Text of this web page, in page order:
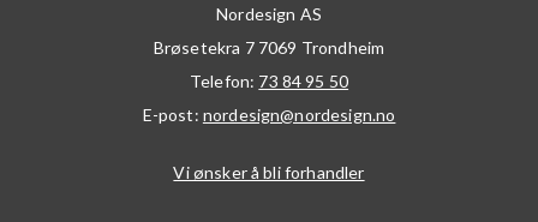
Nordesign AS
Brøsetekra 7 7069 Trondheim
Telefon: 73 84 95 50
E-post: nordesign@nordesign.no
Vi ønsker å bli forhandler